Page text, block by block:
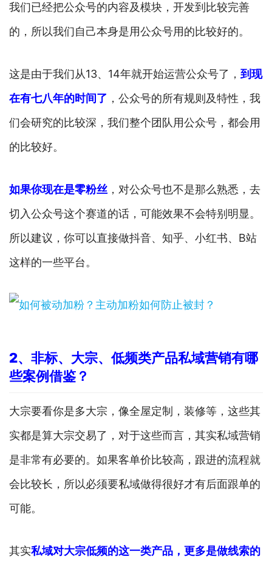
我们已经把公众号的内容及模块，开发到比较完善
的，所以我们自己本身是用公众号用的比较好的。
这是由于我们从13、14年就开始运营公众号了， 到现
在有七八年的时间了 ，公众号的所有规则及特性，我
们会研究的比较深，我们整个团队用公众号，都会用
的比较好。
如果你现在是零粉丝 ，对公众号也不是那么熟悉，去
切入公众号这个赛道的话，可能效果不会特别明显。
所以建议，你可以直接做抖音、知乎、小红书、B站
这样的一些平台。
2、非标、大宗、低频类产品私域营销有哪
些案例借鉴？
大宗要看你是多大宗，像全屋定制，装修等，这些其
实都是算大宗交易了，对于这些而言，其实私域营销
是非常有必要的。如果客单价比较高，跟进的流程就
会比较长，所以必须要私域做得很好才有后面跟单的
可能。
其实私域对大宗低频的这一类产品，更多是做线索的